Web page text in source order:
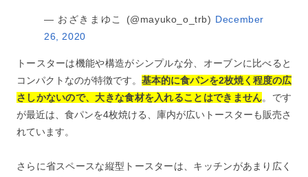
— おざきまゆこ (@mayuko_o_trb) December
26, 2020
トースターは機能や構造がシンプルな分、オーブンに比べると
コンパクトなのが特徴です。 基本的に食パンを2枚焼く程度の広
さしかないので、大きな食材を入れることはできません。です
が最近は、食パンを4枚焼ける、庫内が広いトースターも販売さ
れています。
さらに省スペースな縦型トースターは、キッチンがあまり広く